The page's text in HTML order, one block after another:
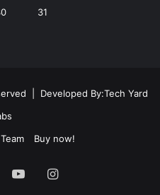
31
| Developed By:Tech Yard
Team Buy now!
YouTubeInstagram